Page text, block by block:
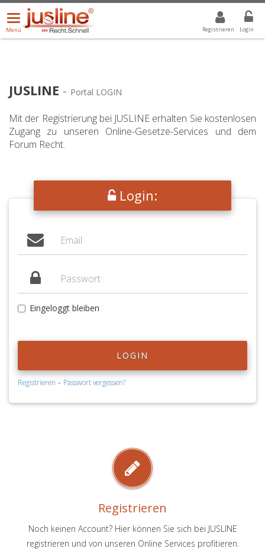
Registrieren Login
Menü
öffnen/schließen
Menü
ALLE DROPDOWN: GEWÄHLTER WERT IST ALLE
JUSLINE - Portal LOGIN
Mit der Registrierung bei JUSLINE erhalten Sie kostenlosen
Zugang zu unseren Online-Gesetze-Services und dem
Forum Recht.
Login:
Eingeloggt bleiben
LOGIN
Registrieren - Passwort vergessen?
Registrieren
Noch keinen Account? Hier können Sie sich bei JUSLINE
registrieren und von unseren Online Services profitieren.